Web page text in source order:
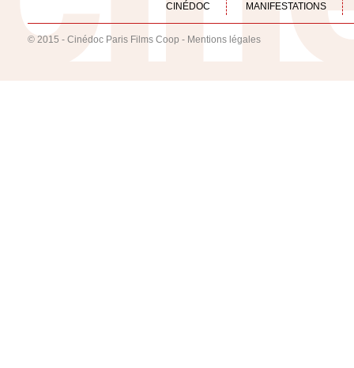
CINÉDOC MANIFESTATIONS
© 2015 - Cinédoc Paris Films Coop - Mentions légales